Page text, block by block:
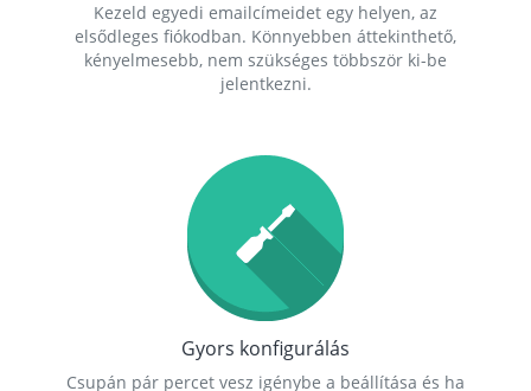
Kezeld egyedi emailcímeidet egy helyen, az
elsődleges fiókodban. Könnyebben áttekinthető,
kényelmesebb, nem szükséges többször ki-be
jelentkezni.
Gyors konfigurálás
Csupán pár percet vesz igénybe a beállítása és ha